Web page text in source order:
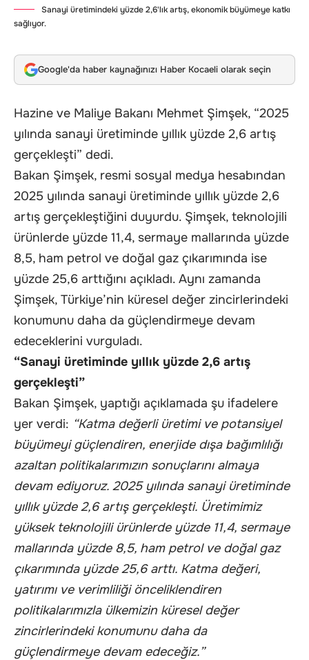
Sanayi üretimindeki yüzde 2,6'lık artış, ekonomik büyümeye katkı
sağlıyor.
Google'da haber kaynağınızı Haber Kocaeli olarak seçin
Hazine ve Maliye Bakanı Mehmet Şimşek, “2025
yılında sanayi üretiminde yıllık yüzde 2,6 artış
gerçekleşti” dedi.
Bakan Şimşek, resmi sosyal medya hesabından
2025 yılında sanayi üretiminde yıllık yüzde 2,6
artış gerçekleştiğini duyurdu. Şimşek, teknolojili
ürünlerde yüzde 11,4, sermaye mallarında yüzde
8,5, ham petrol ve doğal gaz çıkarımında ise
yüzde 25,6 arttığını açıkladı. Aynı zamanda
Şimşek, Türkiye’nin küresel değer zincirlerindeki
konumunu daha da güçlendirmeye devam
edeceklerini vurguladı.
“Sanayi üretiminde yıllık yüzde 2,6 artış
gerçekleşti”
Bakan Şimşek, yaptığı açıklamada şu ifadelere
yer verdi: “Katma değerli üretimi ve potansiyel
büyümeyi güçlendiren, enerjide dışa bağımlılığı
azaltan politikalarımızın sonuçlarını almaya
devam ediyoruz. 2025 yılında sanayi üretiminde
yıllık yüzde 2,6 artış gerçekleşti. Üretimimiz
yüksek teknolojili ürünlerde yüzde 11,4, sermaye
mallarında yüzde 8,5, ham petrol ve doğal gaz
çıkarımında yüzde 25,6 arttı. Katma değeri,
yatırımı ve verimliliği önceliklendiren
politikalarımızla ülkemizin küresel değer
zincirlerindeki konumunu daha da
güçlendirmeye devam edeceğiz.”